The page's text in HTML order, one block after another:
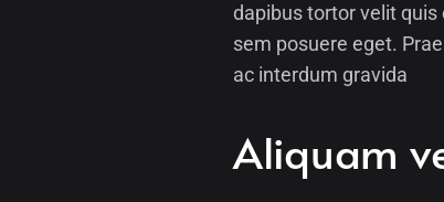
dapibus tortor velit
sem posuere eget.
ac interdum gravida
Aliquam